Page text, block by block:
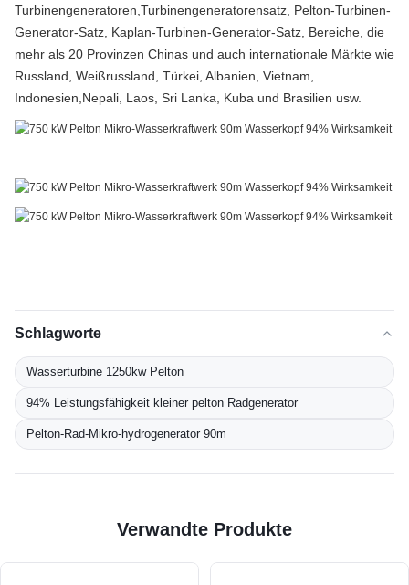
Turbinengeneratoren,Turbinengeneratorensatz, Pelton-Turbinen-
Generator-Satz, Kaplan-Turbinen-Generator-Satz, Bereiche, die
mehr als 20 Provinzen Chinas und auch internationale Märkte wie
Russland, Weißrussland, Türkei, Albanien, Vietnam,
Indonesien,Nepali, Laos, Sri Lanka, Kuba und Brasilien usw.
Schlagworte
Wasserturbine 1250kw Pelton
94% Leistungsfähigkeit kleiner pelton Radgenerator
Pelton-Rad-Mikro-hydrogenerator 90m
Verwandte Produkte